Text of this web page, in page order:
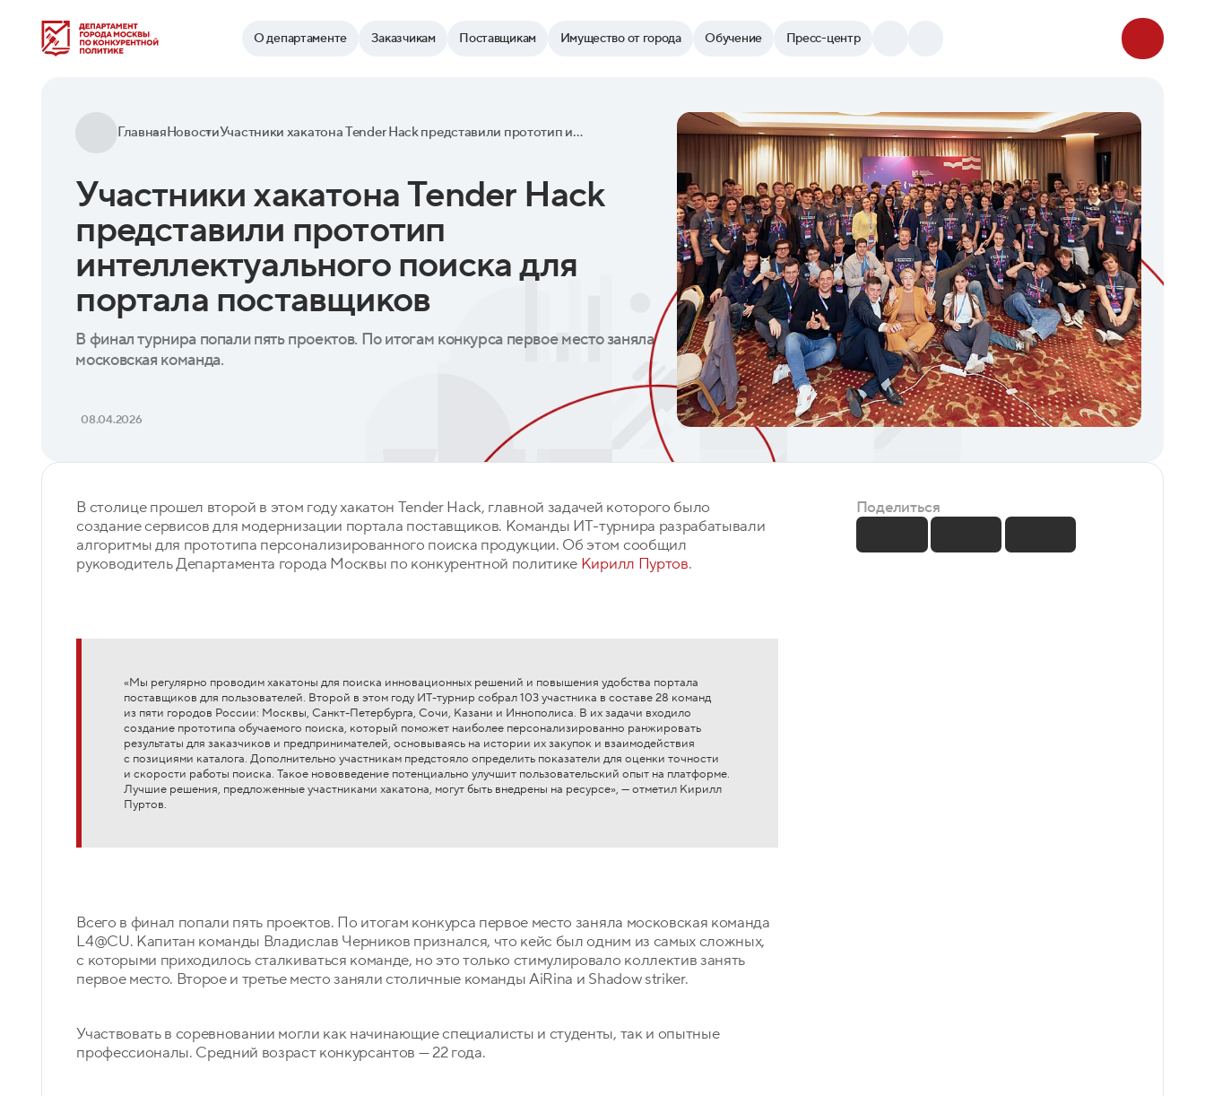
О департаменте Заказчикам Поставщикам Имущество от города Обучение Пресс-центр
ГлавнаяНовости Участники хакатона Tender Hack представили прототип интеллектуального поиска для портала поставщиков
Участники хакатона Tender Hack
представили прототип
интеллектуального поиска для
портала поставщиков
В финал турнира попали пять проектов. По итогам конкурса первое место заняла
московская команда.
08.04.2026
В столице прошел второй в этом году хакатон Tender Hack, главной задачей которого было
создание сервисов для модернизации портала поставщиков. Команды ИТ-турнира разрабатывали
алгоритмы для прототипа персонализированного поиска продукции. Об этом сообщил
руководитель Департамента города Москвы по конкурентной политике Кирилл Пуртов.
«Мы регулярно проводим хакатоны для поиска инновационных решений и повышения удобства портала
поставщиков для пользователей. Второй в этом году ИТ-турнир собрал 103 участника в составе 28 команд
из пяти городов России: Москвы, Санкт-Петербурга, Сочи, Казани и Иннополиса. В их задачи входило
создание прототипа обучаемого поиска, который поможет наиболее персонализированно ранжировать
результаты для заказчиков и предпринимателей, основываясь на истории их закупок и взаимодействия
с позициями каталога. Дополнительно участникам предстояло определить показатели для оценки точности
и скорости работы поиска. Такое нововведение потенциально улучшит пользовательский опыт на платформе.
Лучшие решения, предложенные участниками хакатона, могут быть внедрены на ресурсе», — отметил Кирилл
Пуртов.
Всего в финал попали пять проектов. По итогам конкурса первое место заняла московская команда
L4@CU. Капитан команды Владислав Черников признался, что кейс был одним из самых сложных,
с которыми приходилось сталкиваться команде, но это только стимулировало коллектив занять
первое место. Второе и третье место заняли столичные команды AiRina и Shadow striker.
Участвовать в соревновании могли как начинающие специалисты и студенты, так и опытные
профессионалы. Средний возраст конкурсантов — 22 года.
Поделиться